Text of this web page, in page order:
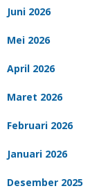
Juni 2026
Mei 2026
April 2026
Maret 2026
Februari 2026
Januari 2026
Desember 2025